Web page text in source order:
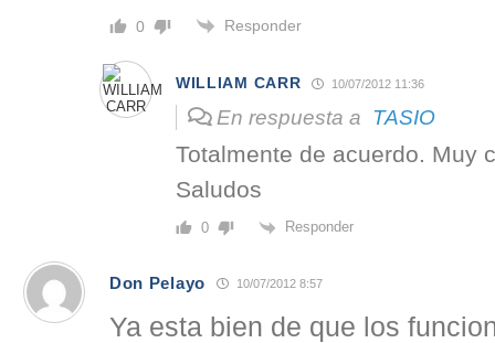
0 Responder
WILLIAM CARR 10/07/2012 11:36
En respuesta a TASIO
Totalmente de acuerdo. Muy
Saludos
0 Responder
Don Pelayo 10/07/2012 8:57
Ya esta bien de que los